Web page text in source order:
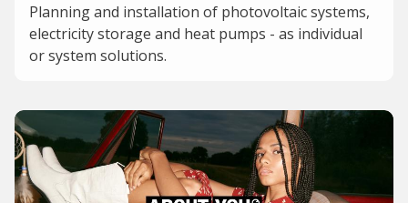
Planning and installation of photovoltaic systems,
electricity storage and heat pumps - as individual
or system solutions.